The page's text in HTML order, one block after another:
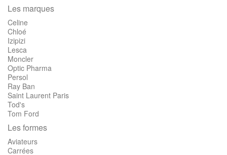
Les marques
Celine
Chloé
Izipizi
Lesca
Moncler
Optic Pharma
Persol
Ray Ban
Saint Laurent Paris
Tod's
Tom Ford
Les formes
Aviateurs
Carrées